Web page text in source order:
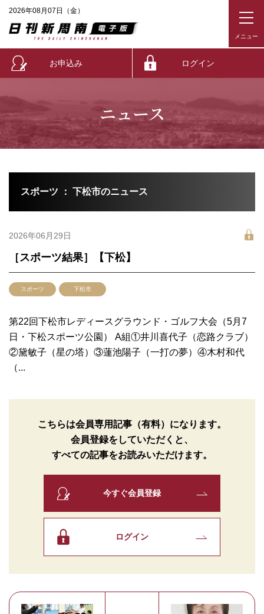
2026年08月07日（金）
お申込み ログイン
ニュース
スポーツ ： 下松市のニュース
2026年06月29日
［スポーツ結果］【下松】
スポーツ 下松市
第22回下松市レディースグラウンド・ゴルフ大会（5月7
日・下松スポーツ公園） A組①井川喜代子（恋路クラブ）
②黛敏子（星の塔）③蓮池陽子（一打の夢）④木村和代
（...
こちらは会員専用記事（有料）になります。
会員登録をしていただくと、
すべての記事をお読みいただけます。
今すぐ会員登録
ログイン